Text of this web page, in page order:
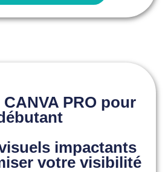
PRO pour
impactants
votre visibilité